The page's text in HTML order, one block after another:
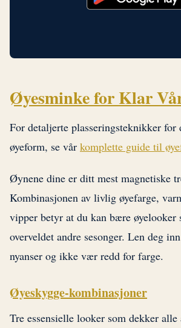
Øyesminke for Klar
For detaljerte plasseringsteknikker for
øyeform, se vår komplette guide til
Øynene dine er ditt mest magnetiske
Kombinasjonen av livlig øyefarge,
vipper betyr at du kan bære øyelooker
overveldet andre sesonger. Len deg
nyanser og ikke vær redd for farge.
Øyeskygge-kombinasjoner
Tre essensielle looker som dekker alle